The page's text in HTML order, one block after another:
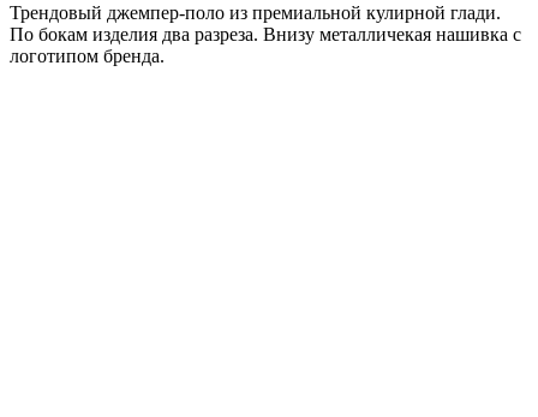
Трендовый джемпер-поло из премиальной кулирной глади.
По бокам изделия два разреза. Внизу металличекая нашивка с
логотипом бренда.